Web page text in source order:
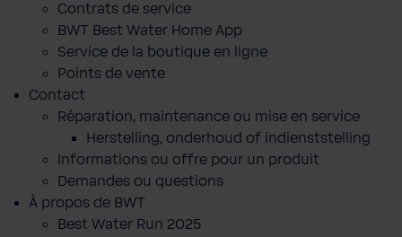
Contrats de service
BWT Best Water Home App
Service de la boutique en ligne
Points de vente
Contact
Réparation, maintenance ou mise en service
Herstelling, onderhoud of indienststelling
Informations ou offre pour un produit
Demandes ou questions
À propos de BWT
Best Water Run 2025